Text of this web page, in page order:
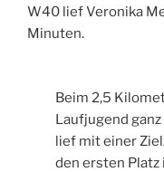
W40 lief Veronika
Minuten.
Beim 2,5
Laufjugend
lief mit einer
den ersten Platz